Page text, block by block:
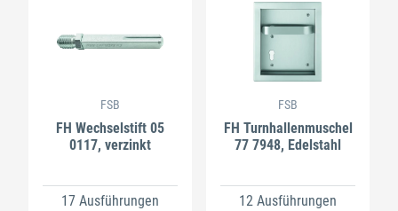
FSB
FH Wechselstift 05
0117, verzinkt
17 Ausführungen
FSB
FH Turnhallenmuschel
77 7948, Edelstahl
12 Ausführungen